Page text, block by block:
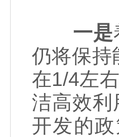
一是
仍将保持
在1/4左
洁高效利
开发的